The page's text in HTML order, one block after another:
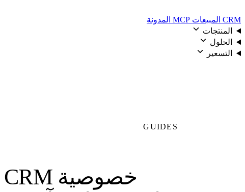
CRM المبيعات
MCP المدونة
المنتجات
الحلول
التسعير
GUIDES